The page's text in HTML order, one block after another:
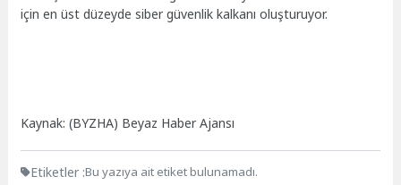
için en üst düzeyde siber güvenlik kalkanı oluşturuyor.
Kaynak: (BYZHA) Beyaz Haber Ajansı
Etiketler :Bu yazıya ait etiket bulunamadı.